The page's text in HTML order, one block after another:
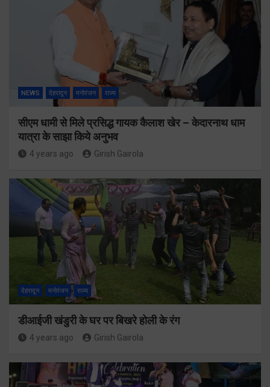
NEWS देहरादून मनोरंजन राज्य
सीएम धामी से मिले प्रसिद्ध गायक कैलाश खेर – केदारनाथ धाम
यात्रा के साझा किये अनुभव
4 years ago Girish Gairola
देहरादून मनोरंजन राज्य
डीआईजी खंडुरी के घर पर बिखरे होली के रंग
4 years ago Girish Gairola